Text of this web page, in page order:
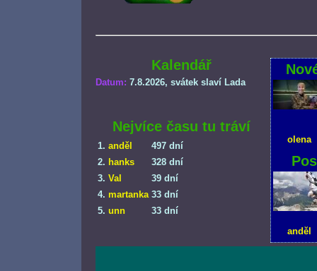
Kalendář
Datum: 7.8.2026, svátek slaví Lada
Nejvíce času tu tráví
1. anděl
497 dní
2. hanks
328 dní
3. Val
39 dní
4. martanka 33 dní
5. unn 33 dní
olena
anděl